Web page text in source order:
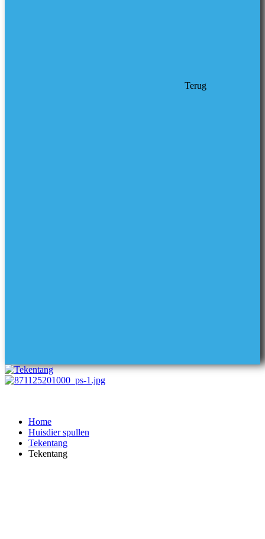
Terug
Home
Huisdier spullen
Tekentang
Tekentang